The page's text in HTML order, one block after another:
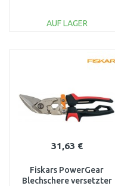
AUF LAGER
31,63 €
Fiskars PowerGear
Blechschere versetzter